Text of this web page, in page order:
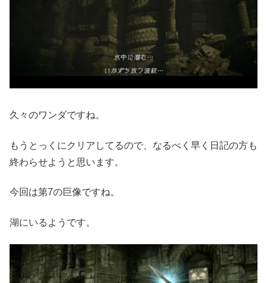
久々のワンダですね。
もうとっくにクリアしてるので、なるべく早く日記の方も
終わらせようと思います。
今回は第7の巨像ですね。
湖にいるようです。